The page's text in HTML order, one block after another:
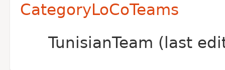
CategoryLoCoTeams
TunisianTeam (last